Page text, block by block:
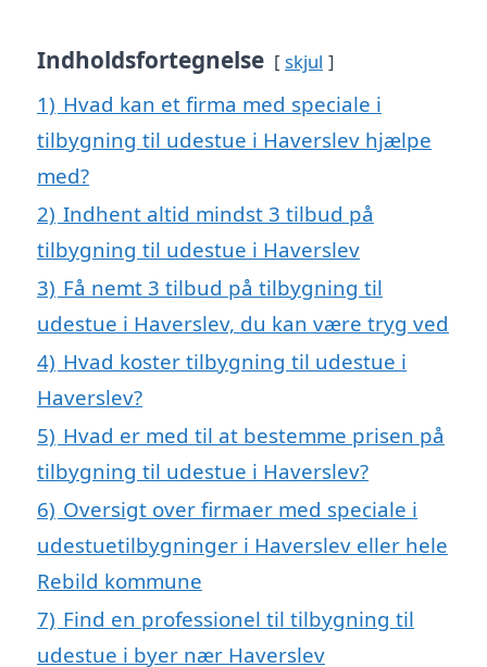
Indholdsfortegnelse skjul
1) Hvad kan et firma med speciale i
tilbygning til udestue i Haverslev hjælpe
med?
2) Indhent altid mindst 3 tilbud på
tilbygning til udestue i Haverslev
3) Få nemt 3 tilbud på tilbygning til
udestue i Haverslev, du kan være tryg ved
4) Hvad koster tilbygning til udestue i
Haverslev?
5) Hvad er med til at bestemme prisen på
tilbygning til udestue i Haverslev?
6) Oversigt over firmaer med speciale i
udestuetilbygninger i Haverslev eller hele
Rebild kommune
7) Find en professionel til tilbygning til
udestue i byer nær Haverslev